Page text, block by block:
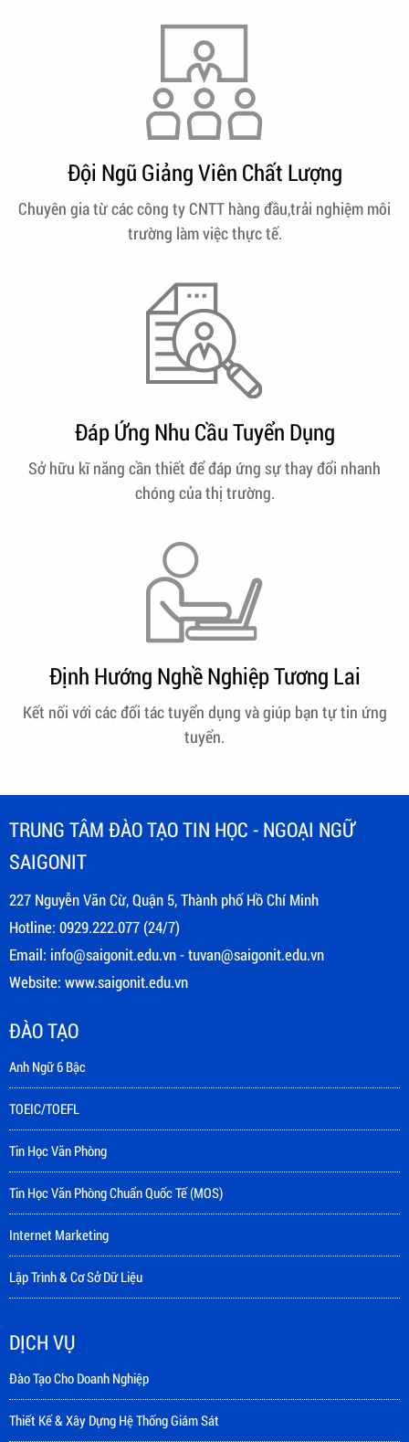
Đội Ngũ Giảng Viên Chất Lượng
Chuyên gia từ các công ty CNTT hàng đầu,trải nghiệm môi
trường làm việc thực tế.
Đáp Ứng Nhu Cầu Tuyển Dụng
Sở hữu kĩ năng cần thiết để đáp ứng sự thay đổi nhanh
chóng của thị trường.
Định Hướng Nghề Nghiệp Tương Lai
Kết nối với các đối tác tuyển dụng và giúp bạn tự tin ứng
tuyển.
TRUNG TÂM ĐÀO TẠO TIN HỌC - NGOẠI NGỮ
SAIGONIT
227 Nguyễn Văn Cừ, Quận 5, Thành phố Hồ Chí Minh
Hotline: 0929.222.077 (24/7)
Email: info@saigonit.edu.vn - tuvan@saigonit.edu.vn
Website: www.saigonit.edu.vn
ĐÀO TẠO
Anh Ngữ 6 Bậc
TOEIC/TOEFL
Tin Học Văn Phòng
Tin Học Văn Phòng Chuẩn Quốc Tế (MOS)
Internet Marketing
Lập Trình & Cơ Sở Dữ Liệu
DỊCH VỤ
Đào Tạo Cho Doanh Nghiệp
Thiết Kế & Xây Dựng Hệ Thống Giám Sát